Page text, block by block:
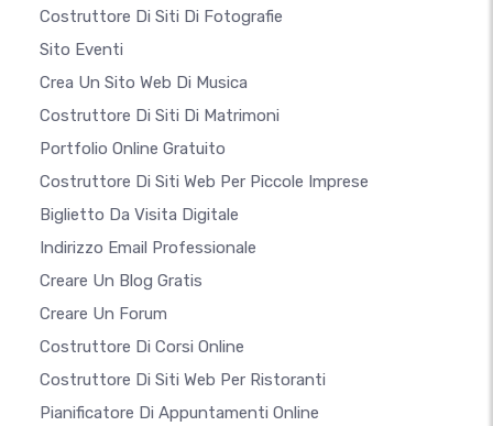
Costruttore Di Siti Di Fotografie
Sito Eventi
Crea Un Sito Web Di Musica
Costruttore Di Siti Di Matrimoni
Portfolio Online Gratuito
Costruttore Di Siti Web Per Piccole Imprese
Biglietto Da Visita Digitale
Indirizzo Email Professionale
Creare Un Blog Gratis
Creare Un Forum
Costruttore Di Corsi Online
Costruttore Di Siti Web Per Ristoranti
Pianificatore Di Appuntamenti Online